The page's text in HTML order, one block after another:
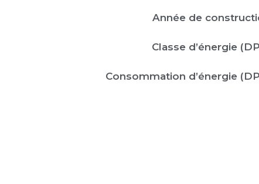
Année de
Classe d’énergie
Consommation d’énergie